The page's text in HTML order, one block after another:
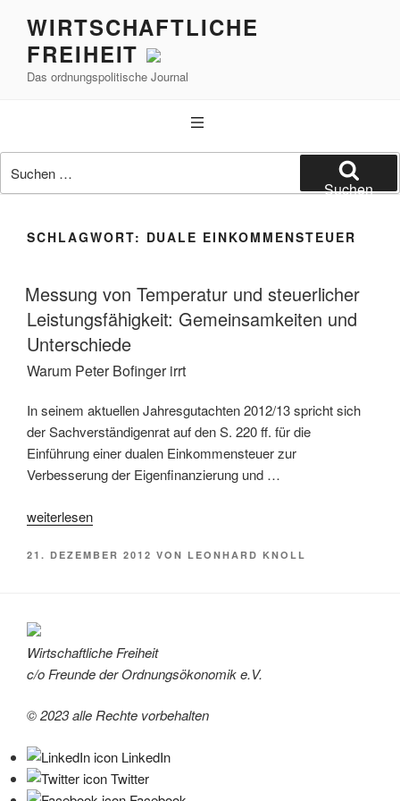
Inhalt
springen
WIRTSCHAFTLICHE
FREIHEIT
Das ordnungspolitische Journal
nach:
Suchen
SCHLAGWORT: DUALE EINKOMMENSTEUER
Messung von Temperatur und steuerlicher
Leistungsfähigkeit: Gemeinsamkeiten und
Unterschiede
Warum Peter Bofinger irrt
In seinem aktuellen Jahresgutachten 2012/13 spricht sich
der Sachverständigenrat auf den S. 220 ff. für die
Einführung einer dualen Einkommensteuer zur
Verbesserung der Eigenfinanzierung und …
„Messung
Temperatur
Leistungsfähigkeit:
Gemeinsamkeiten
und
Warum
Bofinger
irrt“
weiterlesen
VERÖFFENTLICHT
21. DEZEMBER 2012 VON LEONHARD KNOLL
Wirtschaftliche Freiheit
c/o Freunde der Ordnungsökonomik e.V.
© 2023 alle Rechte vorbehalten
LinkedIn
Twitter